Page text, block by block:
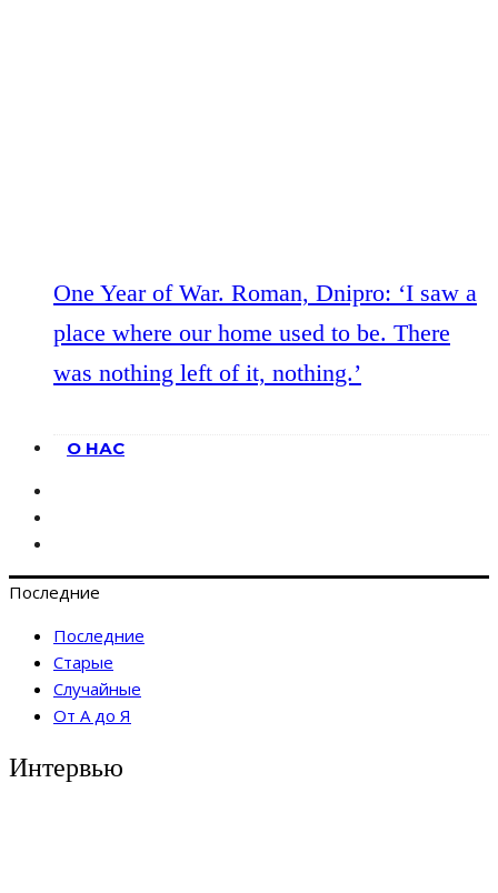
One Year of War. Roman, Dnipro: ‘I saw a
place where our home used to be. There
was nothing left of it, nothing.’
О НАС
Последние
Последние
Старые
Случайные
От А до Я
Интервью